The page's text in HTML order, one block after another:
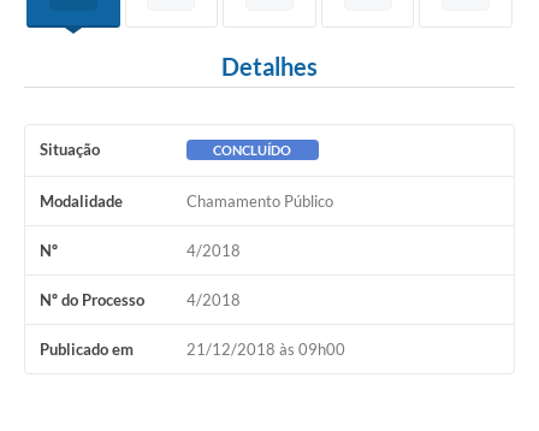
Detalhes
Situação CONCLUÍDO
Modalidade Chamamento Público
Nº 4/2018
Nº do Processo 4/2018
Publicado em 21/12/2018 às 09h00